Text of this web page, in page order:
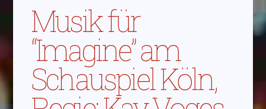
Musik für
“Imagine” am
Schauspiel Köln,